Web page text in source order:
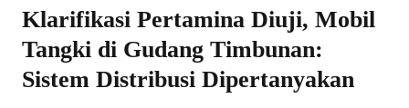
Klarifikasi Pertamina Diuji, Mobil
Tangki di Gudang Timbunan:
Sistem Distribusi Dipertanyakan